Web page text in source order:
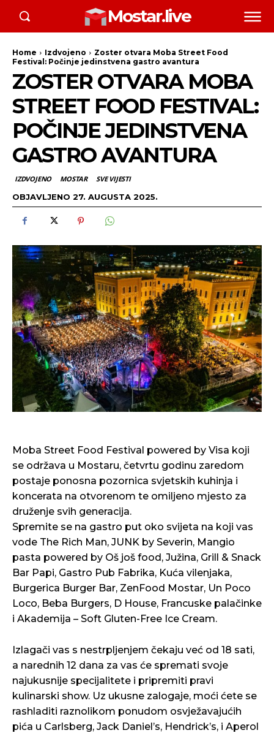
Mostar.live
Home Izdvojeno
Zoster otvara Moba Street Food
Festival: Počinje jedinstvena gastro avantura
ZOSTER OTVARA MOBA
STREET FOOD FESTIVAL:
POČINJE JEDINSTVENA
GASTRO AVANTURA
IZDVOJENO MOSTAR SVE VIJESTI
OBJAVLJENO 27. AUGUSTA 2025.
Moba Street Food Festival powered by Visa koji
se održava u Mostaru, četvrtu godinu zaredom
postaje ponosna pozornica svjetskih kuhinja i
koncerata na otvorenom te omiljeno mjesto za
druženje svih generacija.
Spremite se na gastro put oko svijeta na koji vas
vode The Rich Man, JUNK by Severin, Mangio
pasta powered by Oš još food, Južina, Grill & Snack
Bar Papi, Gastro Pub Fabrika, Kuća vilenjaka,
Burgerica Burger Bar, ZenFood Mostar, Un Poco
Loco, Beba Burgers, D House, Francuske palačinke
i Akademija – Soft Gluten-Free Ice Cream.
Izlagači vas s nestrpljenjem čekaju već od 18 sati,
a narednih 12 dana za vas će spremati svoje
najukusnije specijalitete i pripremiti pravi
kulinarski show. Uz ukusne zalogaje, moći ćete se
rashladiti raznolikom ponudom osvježavajućih
pića u Carlsberg, Jack Daniel’s, Hendrick’s, i Aperol